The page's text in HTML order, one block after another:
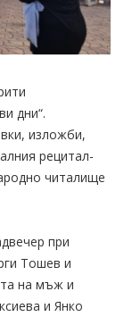
дни“.
изложби,
рецитал-
читалище
при
Тошев и
на мъж и
и Янко